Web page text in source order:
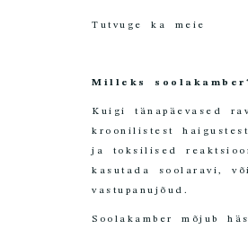
Tutvuge ka meie
Milleks
Kuigi tänapäevased
kroonilistest
ja toksilised
kasutada soolaravi,
vastupanujõud.
Soolakamber mõjub